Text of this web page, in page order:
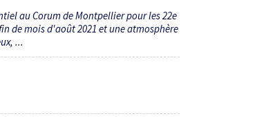
au Corum de Montpellier pour les 22e
de mois d'août 2021 et une atmosphère
...